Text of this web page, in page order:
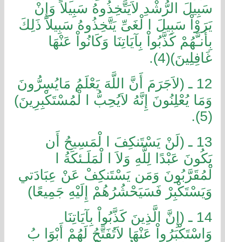
سَبِيلَ الرُّشْدِ لاَيَتَّخِذُوهُ سَبِيلاً وَإِنْ
يَرَوْاْ سَبِيلَ ا لْغَىِّ يَتَّخِذُوهُ سَبِيلاً ذَلِكَ
بِأَنـَّهُمْ كَذَّبُواْ بِآيَاتِنَا وَكَانُواْ عَنْهَا
غَافِلِينَ)(4).
12 ـ (لاَجَرَمَ أَنَّ اللَّهَ يَعْلَمُ مَايُسِرُّونَ
وَمَا يُعْلِنُونَ إِنَّهُ لاَيُحِبُّ ا لْمُسْتَكْبِرِينَ)
(5).
13 ـ (لَنْ يَسْتَنكِفَ ا لْمَسِيحُ أَن
يَكُونَ عَبْدًا لِلَّهِ وَلاَ ا لْمَلَـئكَةُ ا
لْمُقَرَّبُونَ وَمَن يَسْتَنكِفْ عَنْ عِبَادَتي
وَيَسْتَكْبِرْ فَسَيَحْشُرُهُمْ إِلَيْهِ جَمِيعًا)
14 ـ (إِنَّ الَّذِينَ كَذَّبُواْ بِآيَاتِنَا
وَاسْتَكْبَرُواْ عَنْهَا لاَتُفَتَّحُ لَهُمْ أَبْوَا بُ